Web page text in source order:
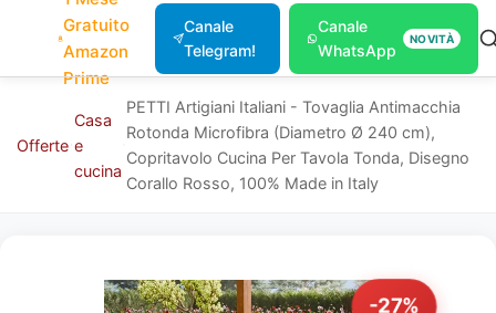
Gratuito
Amazon
Prime
Canale
Telegram!
Canale
WhatsApp
NOVITÀ
Offerte
Casa
e
cucina
PETTI Artigiani Italiani - Tovaglia Antimacchia
Rotonda Microfibra (Diametro Ø 240 cm),
Copritavolo Cucina Per Tavola Tonda, Disegno
Corallo Rosso, 100% Made in Italy
-27%